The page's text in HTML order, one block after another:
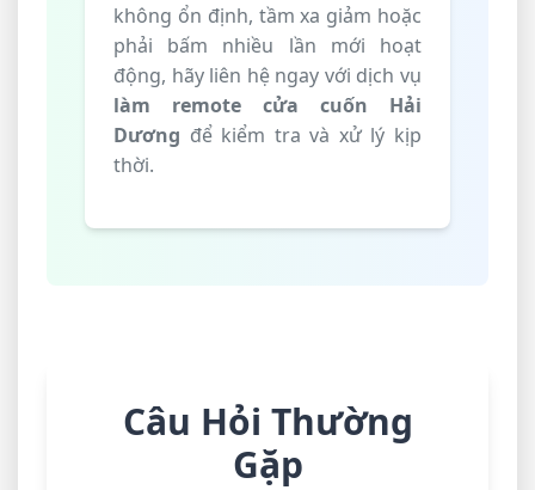
không ổn định, tầm xa giảm hoặc
phải bấm nhiều lần mới hoạt
động, hãy liên hệ ngay với dịch vụ
làm remote cửa cuốn Hải
Dương để kiểm tra và xử lý kịp
thời.
Câu Hỏi Thường
Gặp